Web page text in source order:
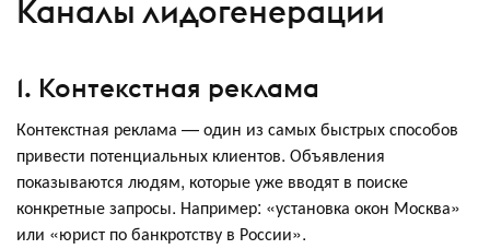
Каналы лидогенерации
1. Контекстная реклама
Контекстная реклама — один из самых быстрых способов
привести потенциальных клиентов. Объявления
показываются людям, которые уже вводят в поиске
конкретные запросы. Например: «установка окон Москва»
или «юрист по банкротству в России».